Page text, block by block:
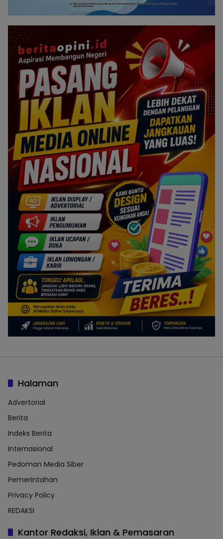
Halaman
Advertorial
Berita
Indeks Berita
Internasional
Pedoman Media Siber
Pemerintahan
Privacy Policy
REDAKSI
Kantor Redaksi, Iklan & Pemasaran